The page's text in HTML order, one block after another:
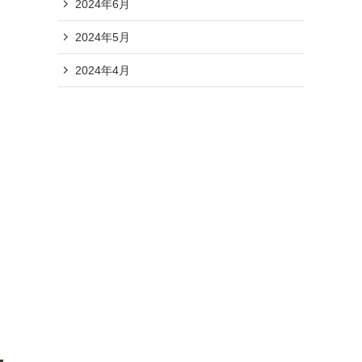
2024年6月
2024年5月
2024年4月